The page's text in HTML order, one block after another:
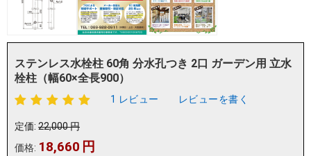
ステンレス水栓柱 60角 分水孔つき 2口 ガーデン用 立水
栓柱（幅60×全長900）
1 レビュー レビューを書く
定価: 22,000円
価格: 18,660 円